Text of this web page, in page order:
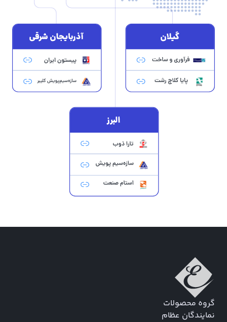
گروه محصولات
نمایندگان عظام